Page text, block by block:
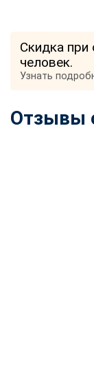
Скидка при
человек.
Узнать
Отзывы